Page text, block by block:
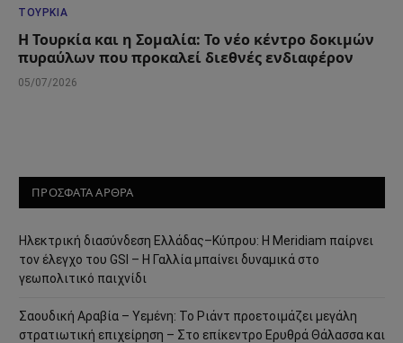
ΤΟΥΡΚΊΑ
Η Τουρκία και η Σομαλία: Το νέο κέντρο δοκιμών
πυραύλων που προκαλεί διεθνές ενδιαφέρον
05/07/2026
ΠΡΟΣΦΑΤΑ ΑΡΘΡΑ
Ηλεκτρική διασύνδεση Ελλάδας–Κύπρου: Η Meridiam παίρνει
τον έλεγχο του GSI – Η Γαλλία μπαίνει δυναμικά στο
γεωπολιτικό παιχνίδι
Σαουδική Αραβία – Υεμένη: Το Ριάντ προετοιμάζει μεγάλη
στρατιωτική επιχείρηση – Στο επίκεντρο Ερυθρά Θάλασσα και